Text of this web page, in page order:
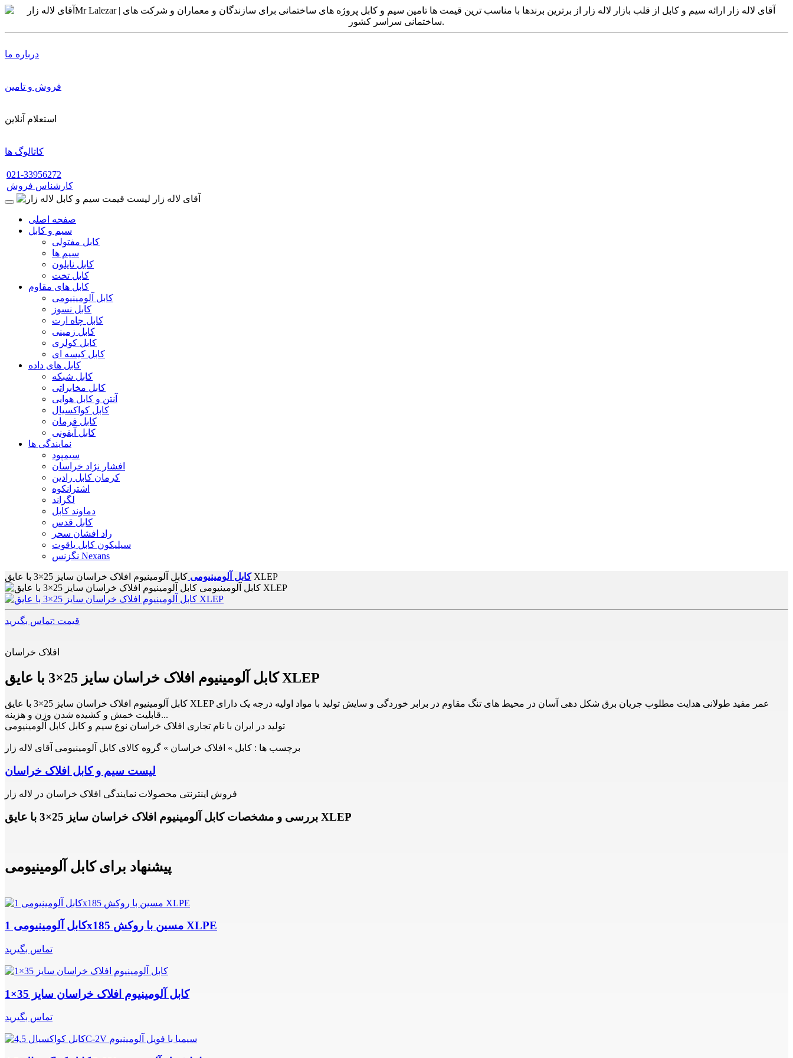
درباره ما
فروش و تامین
استعلام آنلاین
کاتالوگ ها
021-33956272
کارشناس فروش
صفحه اصلی
سیم و کابل
کابل مفتولی
سیم ها
کابل نایلون
کابل تخت
کابل های مقاوم
کابل آلومینیومی
کابل نسوز
کابل چاه ارت
کابل زمینی
کابل کولری
کابل کیسه ای
کابل های داده
کابل شبکه
کابل مخابراتی
آنتن و کابل هوایی
کابل کواکسیال
کابل فرمان
کابل آیفونی
نمایندگی ها
سیمپود
افشار نژاد خراسان
کرمان کابل رادین
اشترانکوه
لگراند
دماوند کابل
کابل قدس
راد افشان سحر
سیلیکون کابل یاقوت
نگزنس Nexans
کابل آلومینیومیکابل آلومینیوم افلاک خراسان سایز 25×3 با عایق XLEP
قیمت :تماس بگیرید
افلاک خراسان
کابل آلومینیوم افلاک خراسان سایز 25×3 با عایق XLEP
کابل آلومینیوم افلاک خراسان سایز 25×3 با عایق XLEP عمر مفید طولانی هدایت مطلوب جریان برق شکل دهی آسان در محیط های تنگ ﻣﻘﺎﻭم در برابر ﺧﻮﺭﺩگی و سایش تولید با مواد اولیه درجه یک دارای
قابلیت خمش و کشیده شدن وزن و هزینه...
تولید در ایران با نام تجاری افلاک خراسان نوع سیم و کابل کابل آلومینیومی
برچسب ها : کابل » افلاک خراسان » گروه کالای کابل آلومینیومی آقای لاله زار
لیست سیم و کابل افلاک خراسان
فروش اینترنتی محصولات نمایندگی افلاک خراسان در لاله زار
بررسی و مشخصات کابل آلومینیوم افلاک خراسان سایز 25×3 با عایق XLEP
پیشنهاد برای کابل آلومینیومی
کابل آلومینیومی 1x185 مسین با روکش XLPE
تماس بگیرید
کابل آلومینیوم افلاک خراسان سایز 35×1
تماس بگیرید